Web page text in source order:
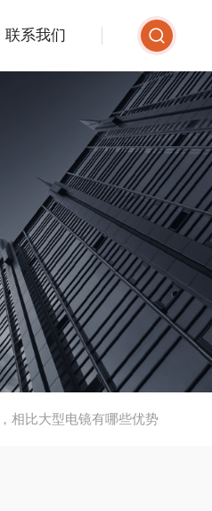
联系我们
相比大型电镜有哪些优势